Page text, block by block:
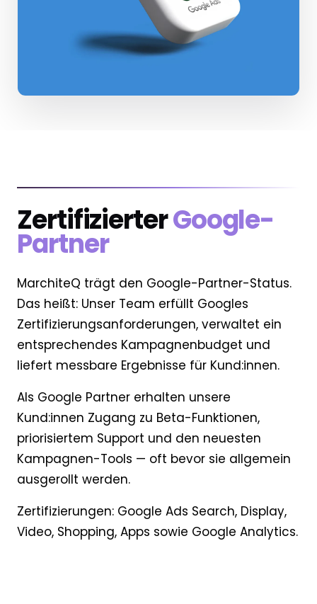
ZertifizierterGoogle-
Partner
MarchiteQ trägt den Google-Partner-Status.
Das heißt: Unser Team erfüllt Googles
Zertifizierungsanforderungen, verwaltet ein
entsprechendes Kampagnenbudget und
liefert messbare Ergebnisse für Kund:innen.
Als Google Partner erhalten unsere
Kund:innen Zugang zu Beta-Funktionen,
priorisiertem Support und den neuesten
Kampagnen-Tools — oft bevor sie allgemein
ausgerollt werden.
Zertifizierungen: Google Ads Search, Display,
Video, Shopping, Apps sowie Google Analytics.